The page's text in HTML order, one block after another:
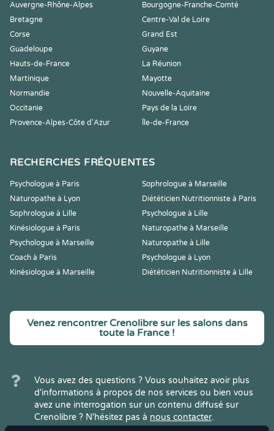
Auvergne-Rhône-Alpes
Bourgogne-Franche-Comté
Bretagne
Centre-Val de Loire
Corse
Grand Est
Guadeloupe
Guyane
Hauts-de-France
La Réunion
Martinique
Mayotte
Normandie
Nouvelle-Aquitaine
Occitanie
Pays de la Loire
Provence-Alpes-Côte d'Azur
Île-de-France
RECHERCHES FRÉQUENTES
Psychologue à Paris
Sophrologue à Marseille
Naturopathe à Lyon
Diététicien Nutritionniste à Paris
Sophrologue à Lille
Psychologue à Lille
Kinésiologue à Paris
Naturopathe à Marseille
Psychologue à Marseille
Naturopathe à Lille
Coach à Paris
Psychologue à Lyon
Kinésiologue à Marseille
Diététicien Nutritionniste à Lille
Venez rencontrer Crenolibre sur les salons dans
toute la France !
Vous avez des questions ? Vous souhaitez avoir plus
d'informations à propos de nos services ou bien vous
avez une interrogation sur un contenu diffusé sur
Crenolibre ? N'hésitez pas à nous contacter.